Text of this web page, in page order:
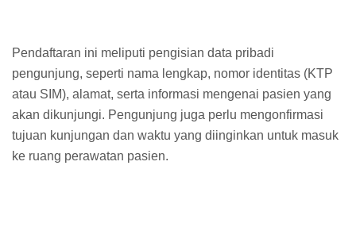
Pendaftaran ini meliputi pengisian data pribadi
pengunjung, seperti nama lengkap, nomor identitas (KTP
atau SIM), alamat, serta informasi mengenai pasien yang
akan dikunjungi. Pengunjung juga perlu mengonfirmasi
tujuan kunjungan dan waktu yang diinginkan untuk masuk
ke ruang perawatan pasien.